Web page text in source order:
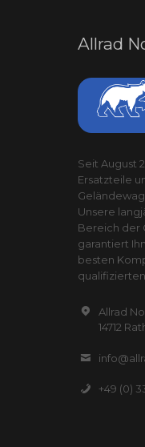
Allrad
Seit August
Ersatzteile
Unsere
Bereich der
garantiert
besten
Allrad
14712
+49 (0)